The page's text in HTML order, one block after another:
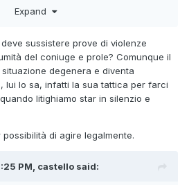
che purtroppo non vi può
configurare un'azione per
d'urgenza per decreto
della separazione, ma salvo verifica
concreto, sempre necessiterebbe
Avvocato e quindi si ritorna al fatto
Le azioni legali
ad esecuzione forzata...
Expand
sussistere prove di violenze
del coniuge e prole? Comunque il
degenera e diventa
lui lo sa, infatti la sua tattica per farci
litighiamo star in silenzio e
di agire legalmente.
PM, castello said: